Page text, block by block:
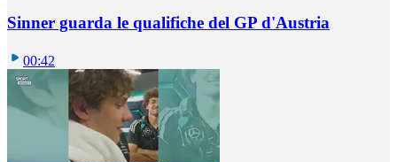
Sinner guarda le qualifiche del GP d'Austria
00:42